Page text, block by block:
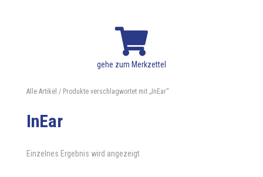

gehe zum Merkzettel
Alle Artikel / Produkte verschlagwortet mit „InEar“
InEar
Einzelnes Ergebnis wird angezeigt